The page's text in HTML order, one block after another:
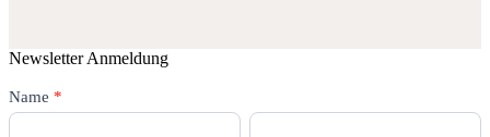
Newsletter Anmeldung
Newsletter
Name *
Vorname Nachname
Falls
Du